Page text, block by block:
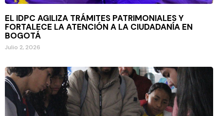
EL IDPC AGILIZA TRÁMITES PATRIMONIALES Y
FORTALECE LA ATENCIÓN A LA CIUDADANÍA EN
BOGOTÁ
Julio 2, 2026